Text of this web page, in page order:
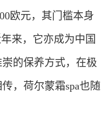
欧元，其门槛本身
来，它亦成为中国
的保养方式，在极
，荷尔蒙霜spa也随